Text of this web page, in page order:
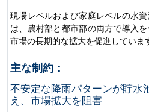
現場レベルおよび家庭レベルの水
は、農村部と都市部の両方で導入
市場の長期的な拡大を促進していま
主な制約：
不安定な降雨パターンが貯水
え、市場拡大を阻害